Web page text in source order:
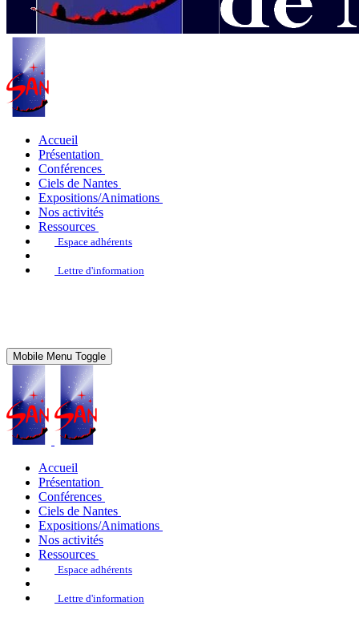
Accueil
Présentation
Conférences
Ciels de Nantes
Expositions/Animations
Nos activités
Ressources
Espace adhérents
Lettre d'information
Mobile Menu Toggle
Accueil
Présentation
Conférences
Ciels de Nantes
Expositions/Animations
Nos activités
Ressources
Espace adhérents
Lettre d'information